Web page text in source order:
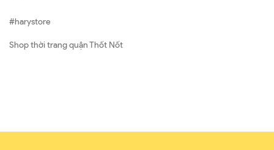
#harystore
Shop thời trang quận Thốt Nốt